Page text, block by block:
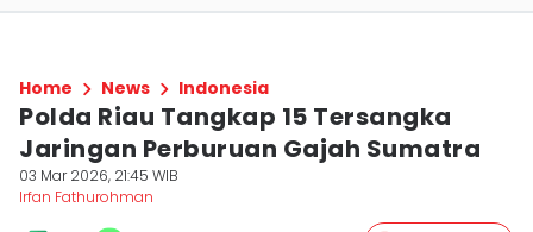
Home News Indonesia
Polda Riau Tangkap 15 Tersangka
Jaringan Perburuan Gajah Sumatra
03 Mar 2026, 21:45 WIB
Irfan Fathurohman